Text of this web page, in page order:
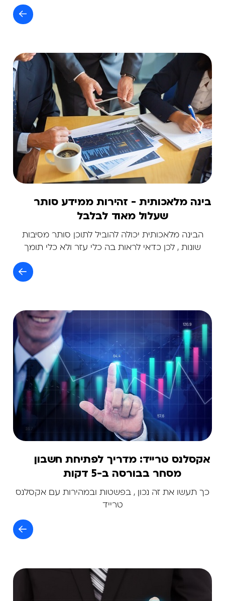
בינה מלאכותית - זהירות ממידע סותר
שעלול מאוד לבלבל
הבינה מלאכותית יכולה להוביל לתוכן סותר מסיבות
שונות , לכן כדאי לראות בה כלי עזר ולא כלי תומך
אקסלנס טרייד: מדריך לפתיחת חשבון
מסחר בבורסה ב-5 דקות
כך תעשו את זה נכון , בפשטות ובמהירות עם אקסלנס
טרייד